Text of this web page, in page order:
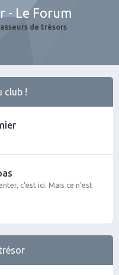
- Le Forum
de trésors
club !
c'est ici. Mais ce n'est